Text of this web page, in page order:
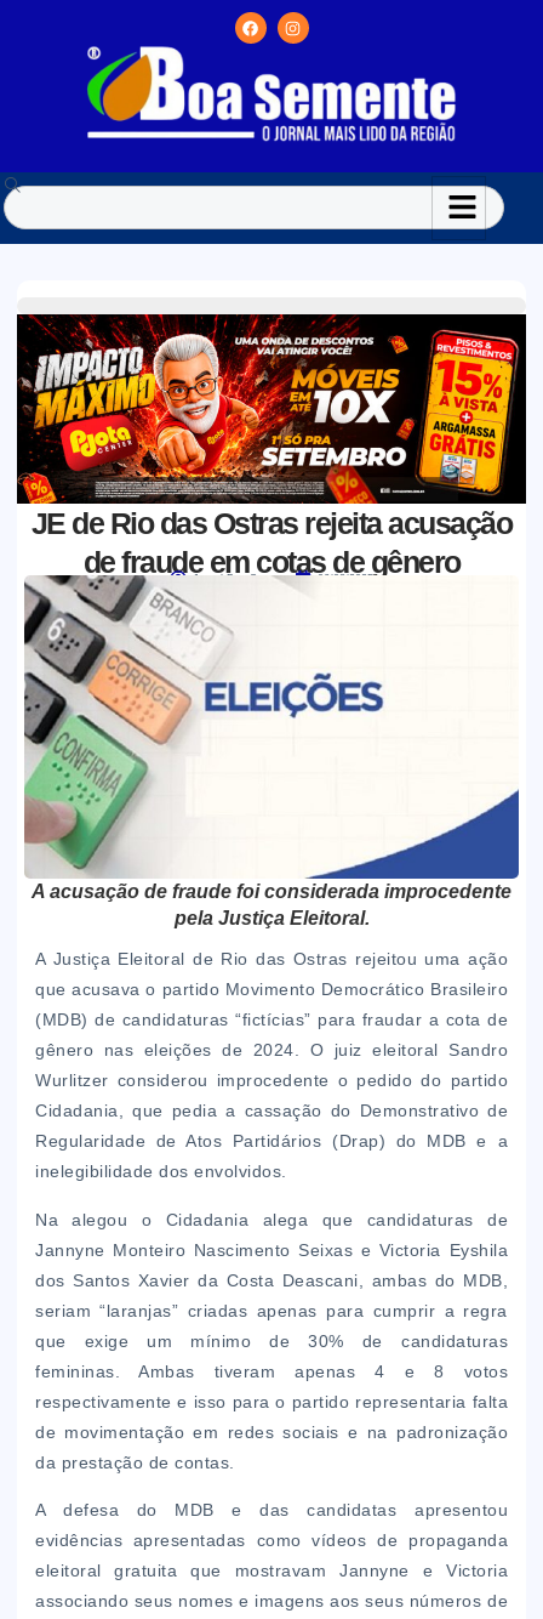
JE de Rio das Ostras rejeita acusação
de fraude em cotas de gênero
Jornal Boa Semente 06/08/2025
A acusação de fraude foi considerada improcedente
pela Justiça Eleitoral.
A Justiça Eleitoral de Rio das Ostras rejeitou uma ação
que acusava o partido Movimento Democrático Brasileiro
(MDB) de candidaturas “fictícias” para fraudar a cota de
gênero nas eleições de 2024. O juiz eleitoral Sandro
Wurlitzer considerou improcedente o pedido do partido
Cidadania, que pedia a cassação do Demonstrativo de
Regularidade de Atos Partidários (Drap) do MDB e a
inelegibilidade dos envolvidos.
Na alegou o Cidadania alega que candidaturas de
Jannyne Monteiro Nascimento Seixas e Victoria Eyshila
dos Santos Xavier da Costa Deascani, ambas do MDB,
seriam “laranjas” criadas apenas para cumprir a regra
que exige um mínimo de 30% de candidaturas
femininas. Ambas tiveram apenas 4 e 8 votos
respectivamente e isso para o partido representaria falta
de movimentação em redes sociais e na padronização
da prestação de contas.
A defesa do MDB e das candidatas apresentou
evidências apresentadas como vídeos de propaganda
eleitoral gratuita que mostravam Jannyne e Victoria
associando seus nomes e imagens aos seus números de